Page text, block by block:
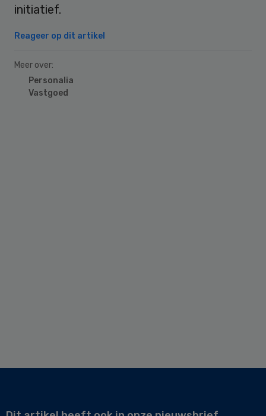
initiatief.
Reageer op dit artikel
Meer over:
Personalia
Vastgoed